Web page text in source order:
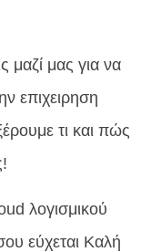
μαζί μας για να
επιχειρηση
τι και πώς
λογισμικού
εύχεται Καλή